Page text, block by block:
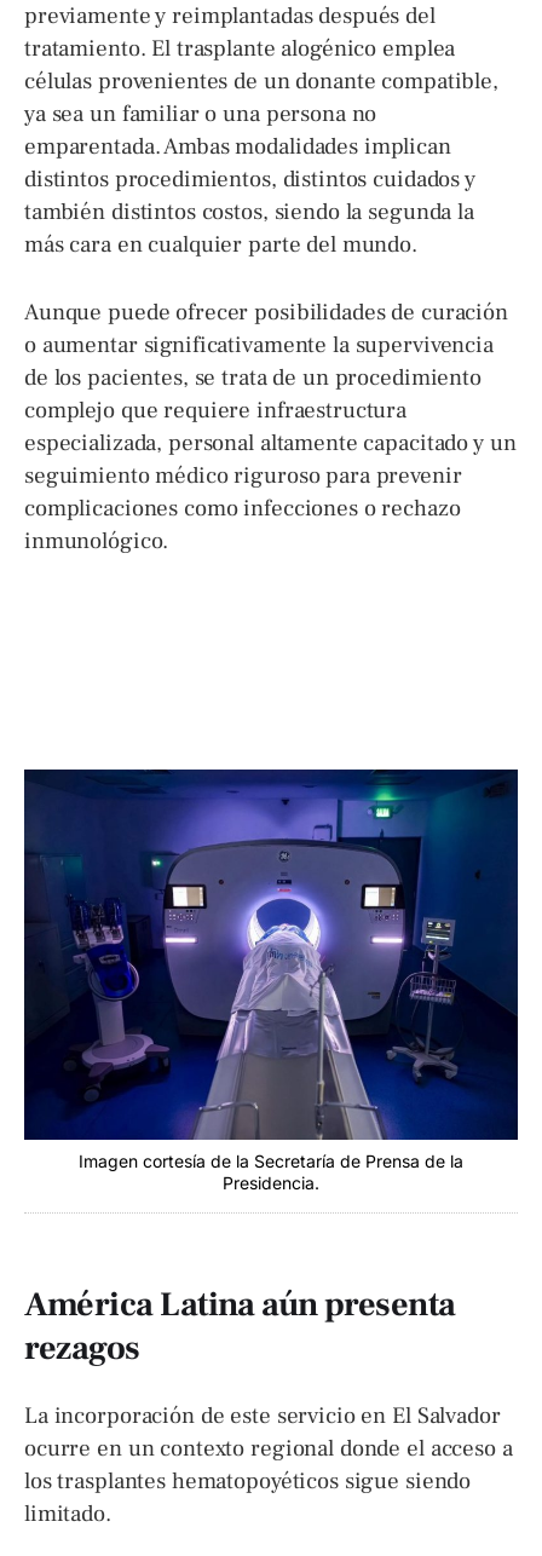
previamente y reimplantadas después del
tratamiento. El trasplante alogénico emplea
células provenientes de un donante compatible,
ya sea un familiar o una persona no
emparentada. Ambas modalidades implican
distintos procedimientos, distintos cuidados y
también distintos costos, siendo la segunda la
más cara en cualquier parte del mundo.
Aunque puede ofrecer posibilidades de curación
o aumentar significativamente la supervivencia
de los pacientes, se trata de un procedimiento
complejo que requiere infraestructura
especializada, personal altamente capacitado y un
seguimiento médico riguroso para prevenir
complicaciones como infecciones o rechazo
inmunológico.
Imagen cortesía de la Secretaría de Prensa de la
Presidencia.
América Latina aún presenta
rezagos
La incorporación de este servicio en El Salvador
ocurre en un contexto regional donde el acceso a
los trasplantes hematopoyéticos sigue siendo
limitado.